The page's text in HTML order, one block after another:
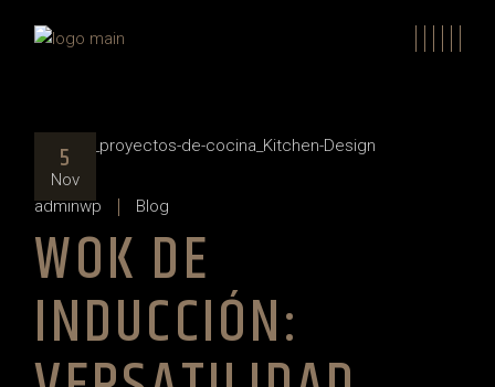
5
Nov
adminwp
Blog
WOK DE
INDUCCIÓN: